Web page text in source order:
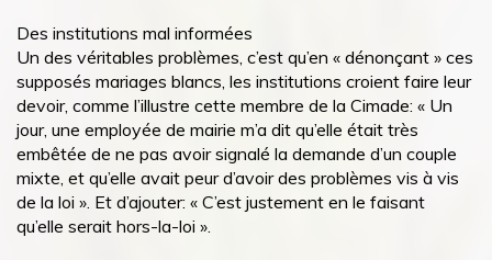
Des institutions mal informées
Un des véritables problèmes, c’est qu’en « dénonçant » ces
supposés mariages blancs, les institutions croient faire leur
devoir, comme l’illustre cette membre de la Cimade: « Un
jour, une employée de mairie m’a dit qu’elle était très
embêtée de ne pas avoir signalé la demande d’un couple
mixte, et qu’elle avait peur d’avoir des problèmes vis à vis
de la loi ». Et d’ajouter: « C’est justement en le faisant
qu’elle serait hors-la-loi ».